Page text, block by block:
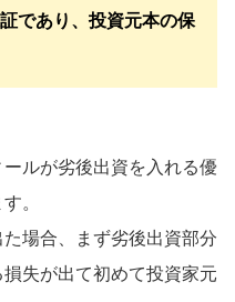
であり、投資元本の保
ルが劣後出資を入れる優
。
場合、まず劣後出資部分
失が出て初めて投資家元